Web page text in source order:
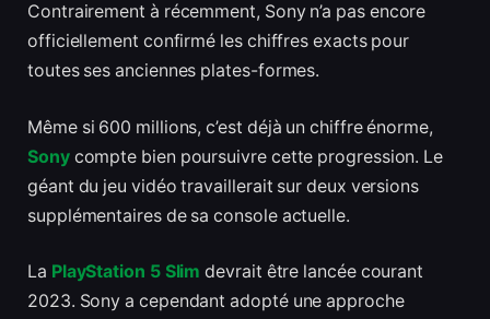
Contrairement à récemment, Sony n’a pas encore
officiellement confirmé les chiffres exacts pour
toutes ses anciennes plates-formes.
Même si 600 millions, c’est déjà un chiffre énorme,
Sonycompte bien poursuivre cette progression. Le
géant du jeu vidéo travaillerait sur deux versions
supplémentaires de sa console actuelle.
La PlayStation 5 Slimdevrait être lancée courant
2023. Sony a cependant adopté une approche